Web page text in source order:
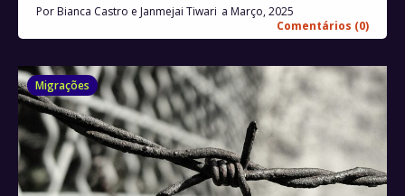
Por Bianca Castro e Janmejai Tiwari
Março, 2025
Comentários (0)
Migrações